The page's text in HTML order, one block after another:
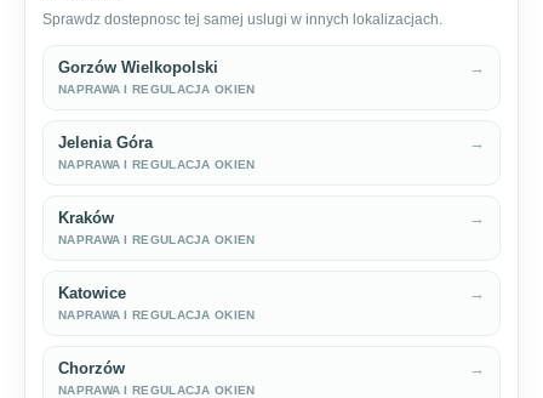
Sprawdz dostepnosc tej samej uslugi w innych lokalizacjach.
Gorzów Wielkopolski
NAPRAWA I REGULACJA OKIEN
→
Jelenia Góra
NAPRAWA I REGULACJA OKIEN
→
Kraków
NAPRAWA I REGULACJA OKIEN
→
Katowice
NAPRAWA I REGULACJA OKIEN
→
Chorzów
NAPRAWA I REGULACJA OKIEN
→